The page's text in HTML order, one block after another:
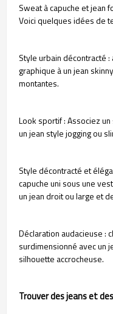
Sweat à capuche et jean
Voici quelques idées de
Style urbain décontracté
graphique à un jean
montantes.
Look sportif : Associez
un jean style jogging ou
Style décontracté et
capuche uni sous une
un jean droit ou large et
Déclaration audacieuse :
surdimensionné avec un
silhouette accrocheuse.
Trouver des jeans et